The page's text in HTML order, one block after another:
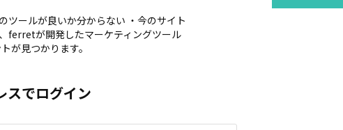
ールが良いか分からない ・今のサイト
ferretが開発したマーケティングツール
が見つかります。
スでログイン